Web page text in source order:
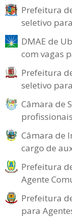
Prefeitura
seletivo
DMAE de
com vagas
Prefeitura
seletivo
Câmara de
Câmara de
cargo de
Prefeitura
Agente
Prefeitura
para